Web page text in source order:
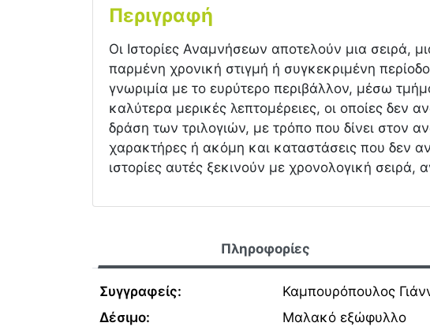
Περιγραφή
Οι Ιστορίες Αναμνήσεων αποτελούν μια σειρά,
παρμένη χρονική στιγμή ή συγκεκριμένη
γνωριμία με το ευρύτερο περιβάλλον, μέσω
καλύτερα μερικές λεπτομέρειες, οι οποίες δεν
δράση των τριλογιών, με τρόπο που δίνει στον
χαρακτήρες ή ακόμη και καταστάσεις που δεν
ιστορίες αυτές ξεκινούν με χρονολογική
Πληροφορίες
Συγγραφείς:
Καμπουρόπουλος
Δέσιμο:
Μαλακό εξώφυλλο